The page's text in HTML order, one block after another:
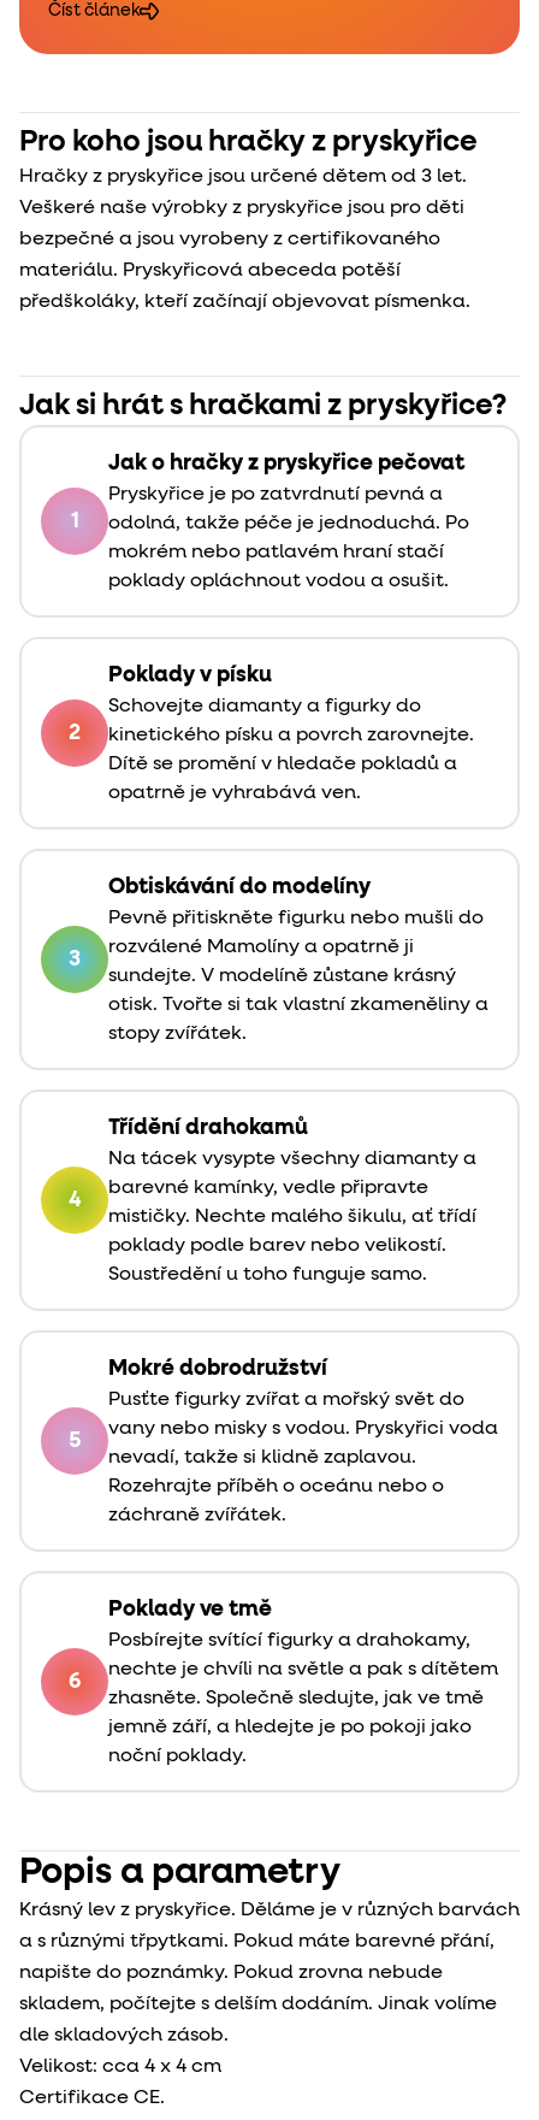
Číst článek
Pro koho jsou hračky z pryskyřice
Hračky z pryskyřice jsou určené dětem od 3 let.
Veškeré naše výrobky z pryskyřice jsou pro děti
bezpečné a jsou vyrobeny z certifikovaného
materiálu. Pryskyřicová abeceda potěší
předškoláky, kteří začínají objevovat písmenka.
Jak si hrát s hračkami z pryskyřice?
1
Jak o hračky z pryskyřice pečovat
Pryskyřice je po zatvrdnutí pevná a
odolná, takže péče je jednoduchá. Po
mokrém nebo patlavém hraní stačí
poklady opláchnout vodou a osušit.
2
Poklady v písku
Schovejte diamanty a figurky do
kinetického písku a povrch zarovnejte.
Dítě se promění v hledače pokladů a
opatrně je vyhrabává ven.
3
Obtiskávání do modelíny
Pevně přitiskněte figurku nebo mušli do
rozválené Mamolíny a opatrně ji
sundejte. V modelíně zůstane krásný
otisk. Tvořte si tak vlastní zkameněliny a
stopy zvířátek.
4
Třídění drahokamů
Na tácek vysypte všechny diamanty a
barevné kamínky, vedle připravte
mističky. Nechte malého šikulu, ať třídí
poklady podle barev nebo velikostí.
Soustředění u toho funguje samo.
5
Mokré dobrodružství
Pusťte figurky zvířat a mořský svět do
vany nebo misky s vodou. Pryskyřici voda
nevadí, takže si klidně zaplavou.
Rozehrajte příběh o oceánu nebo o
záchraně zvířátek.
6
Poklady ve tmě
Posbírejte svítící figurky a drahokamy,
nechte je chvíli na světle a pak s dítětem
zhasněte. Společně sledujte, jak ve tmě
jemně září, a hledejte je po pokoji jako
noční poklady.
Popis a parametry
Krásný lev z pryskyřice. Děláme je v různých barvách
a s různými třpytkami. Pokud máte barevné přání,
napište do poznámky. Pokud zrovna nebude
skladem, počítejte s delším dodáním. Jinak volíme
dle skladových zásob.
Velikost: cca 4 x 4 cm
Certifikace CE.